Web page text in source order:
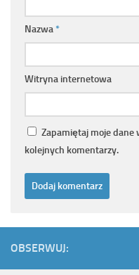
Nazwa*
Witryna internetowa
Zapamiętaj moje dane
kolejnych komentarzy.
OBSERWUJ: